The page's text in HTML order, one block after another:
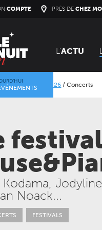
COMPTE PRÈS DE CHEZ
L'ACTU
Feesten 2026 Concerts
festival
Kodama,
Noack...
FESTIVALS
LE NOUVEAU
Gala des